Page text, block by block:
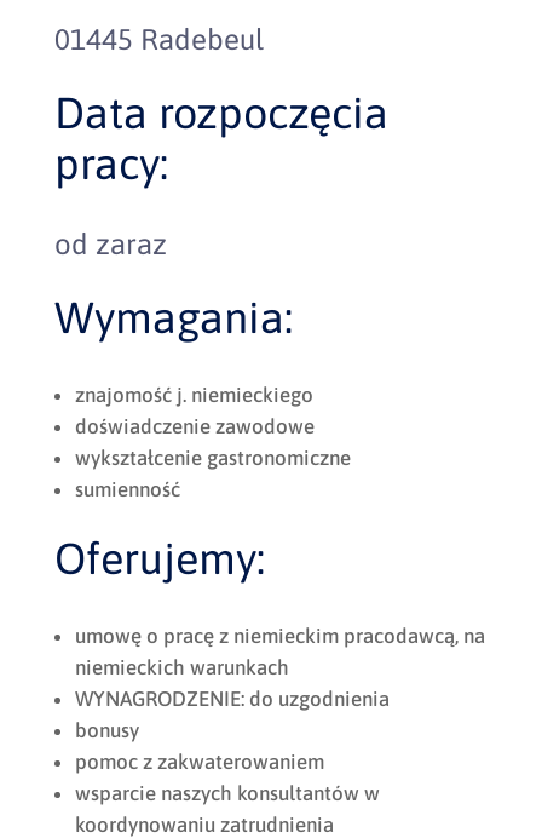
01445 Radebeul
Data rozpoczęcia
pracy:
od zaraz
Wymagania:
znajomość j. niemieckiego
doświadczenie zawodowe
wykształcenie gastronomiczne
sumienność
Oferujemy:
umowę o pracę z niemieckim pracodawcą, na
niemieckich warunkach
WYNAGRODZENIE: do uzgodnienia
bonusy
pomoc z zakwaterowaniem
wsparcie naszych konsultantów w
koordynowaniu zatrudnienia